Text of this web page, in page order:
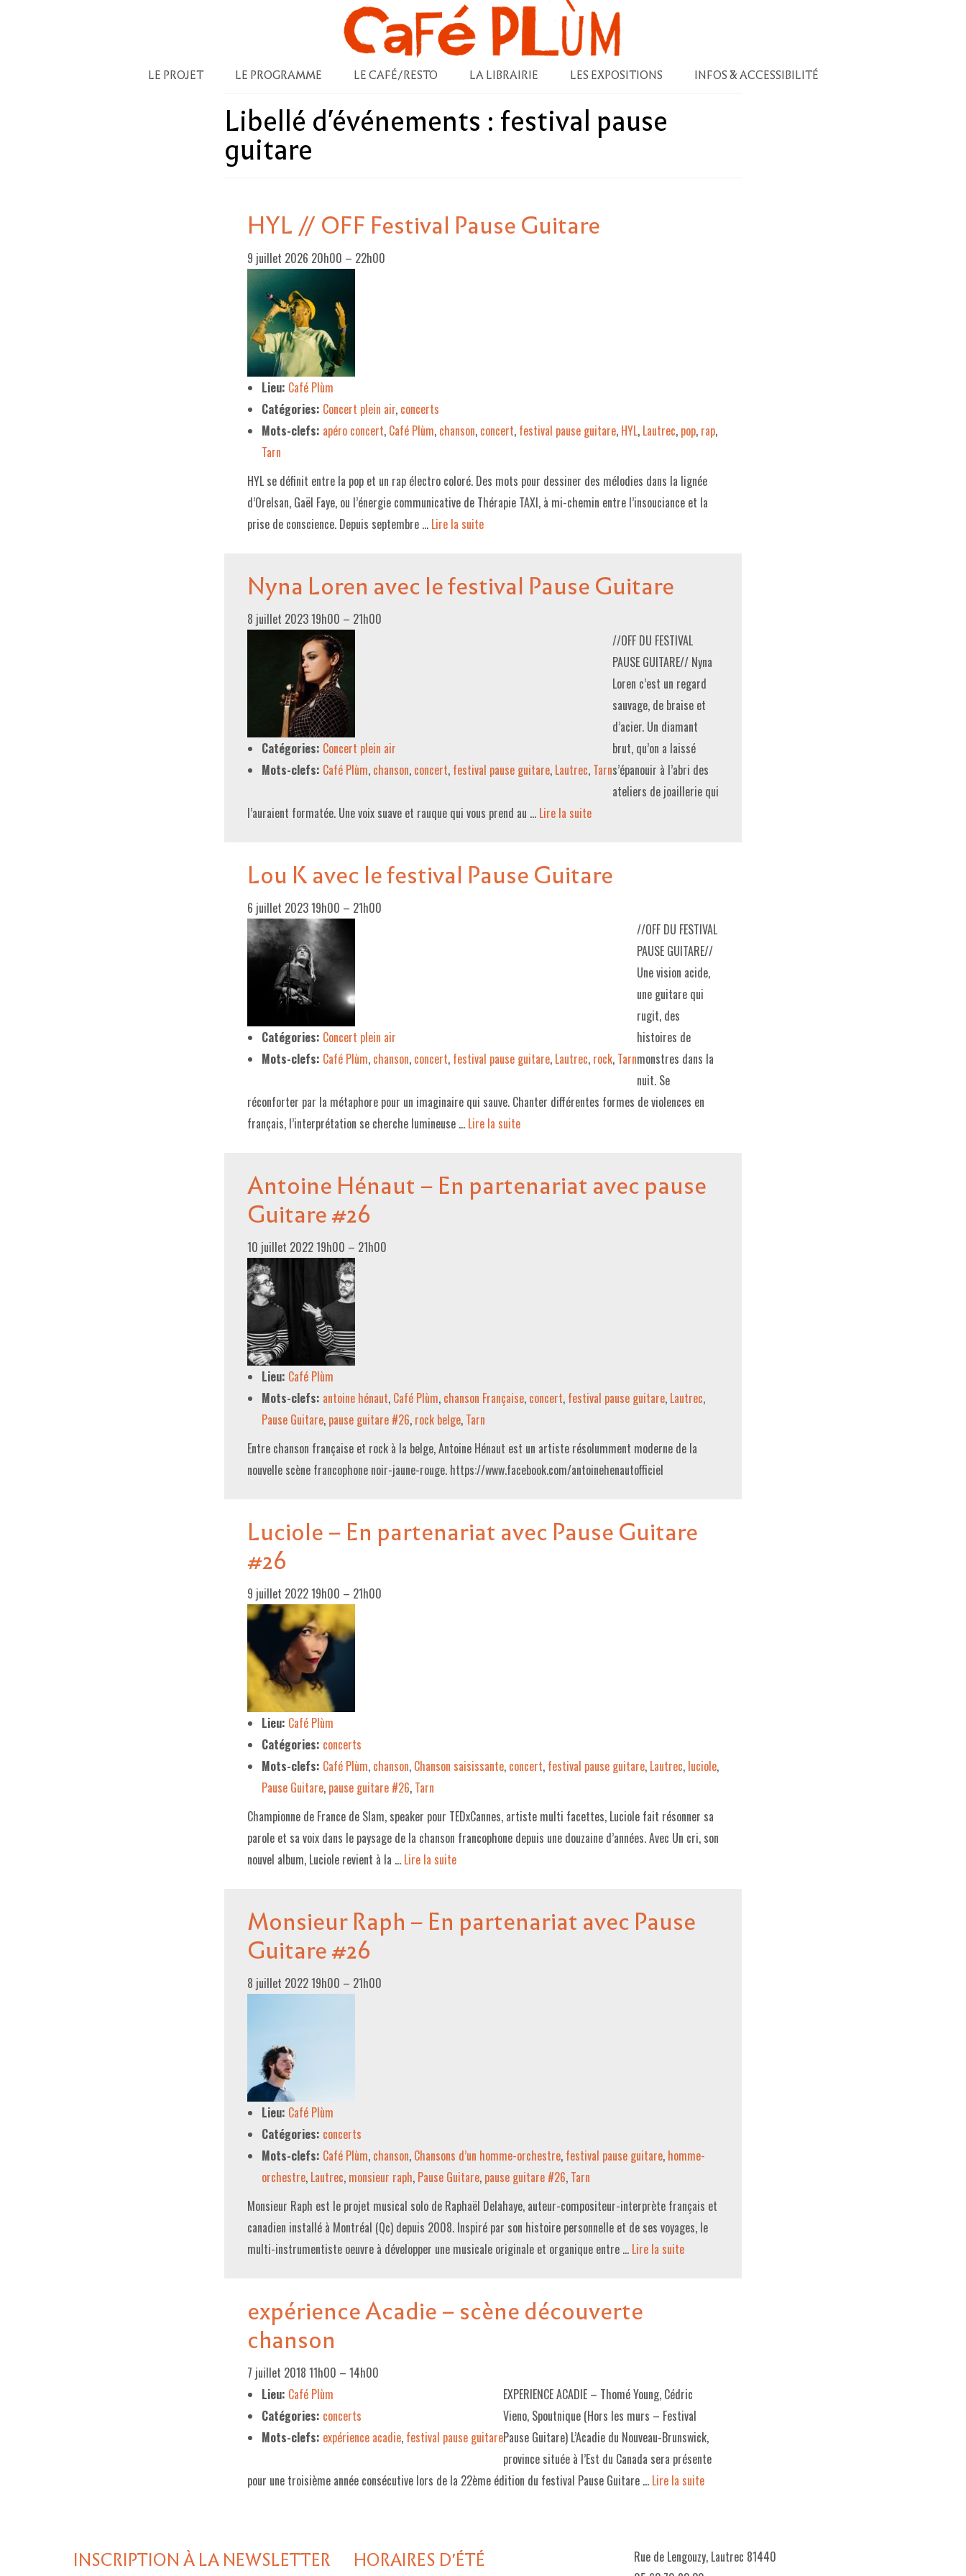
LE PROJET LE PROGRAMME LE CAFÉ/RESTO LA LIBRAIRIE LES EXPOSITIONS INFOS & ACCESSIBILITÉ
Libellé d'événements :festival pause
guitare
HYL // OFF Festival Pause Guitare
9 juillet 2026 20h00 – 22h00
Lieu: Café Plùm
Catégories: Concert plein air, concerts
Mots-clefs: apéro concert, Café Plùm, chanson, concert, festival pause guitare, HYL, Lautrec, pop, rap,
Tarn
HYL se définit entre la pop et un rap électro coloré. Des mots pour dessiner des mélodies dans la lignée
d’Orelsan, Gaël Faye, ou l’énergie communicative de Thérapie TAXI, à mi-chemin entre l’insouciance et la
prise de conscience. Depuis septembre … Lire la suite­­
Nyna Loren avec le festival Pause Guitare
8 juillet 2023 19h00 – 21h00
Catégories: Concert plein air
Mots-clefs: Café Plùm, chanson, concert, festival pause guitare, Lautrec, Tarn
//OFF DU FESTIVAL
PAUSE GUITARE// Nyna
Loren c’est un regard
sauvage, de braise et
d’acier. Un diamant
brut, qu’on a laissé
s’épanouir à l’abri des
ateliers de joaillerie qui
l’auraient formatée. Une voix suave et rauque qui vous prend au … Lire la suite­­
Lou K avec le festival Pause Guitare
6 juillet 2023 19h00 – 21h00
Catégories: Concert plein air
Mots-clefs: Café Plùm, chanson, concert, festival pause guitare, Lautrec, rock, Tarn
//OFF DU FESTIVAL
PAUSE GUITARE//
Une vision acide,
une guitare qui
rugit, des
histoires de
monstres dans la
nuit. Se
réconforter par la métaphore pour un imaginaire qui sauve. Chanter différentes formes de violences en
français, l’interprétation se cherche lumineuse … Lire la suite­­
Antoine Hénaut – En partenariat avec pause
Guitare #26
10 juillet 2022 19h00 – 21h00
Lieu: Café Plùm
Mots-clefs: antoine hénaut, Café Plùm, chanson Française, concert, festival pause guitare, Lautrec,
Pause Guitare, pause guitare #26, rock belge, Tarn
Entre chanson française et rock à la belge, Antoine Hénaut est un artiste résolumment moderne de la
nouvelle scène francophone noir-jaune-rouge. https://www.facebook.com/antoinehenautofficiel
Luciole – En partenariat avec Pause Guitare
#26
9 juillet 2022 19h00 – 21h00
Lieu: Café Plùm
Catégories: concerts
Mots-clefs: Café Plùm, chanson, Chanson saisissante, concert, festival pause guitare, Lautrec, luciole,
Pause Guitare, pause guitare #26, Tarn
Championne de France de Slam, speaker pour TEDxCannes, artiste multi facettes, Luciole fait résonner sa
parole et sa voix dans le paysage de la chanson francophone depuis une douzaine d’années. Avec Un cri, son
nouvel album, Luciole revient à la … Lire la suite­­
Monsieur Raph – En partenariat avec Pause
Guitare #26
8 juillet 2022 19h00 – 21h00
Lieu: Café Plùm
Catégories: concerts
Mots-clefs: Café Plùm, chanson, Chansons d’un homme-orchestre, festival pause guitare, homme-
orchestre, Lautrec, monsieur raph, Pause Guitare, pause guitare #26, Tarn
Monsieur Raph est le projet musical solo de Raphaël Delahaye, auteur-compositeur-interprète français et
canadien installé à Montréal (Qc) depuis 2008. Inspiré par son histoire personnelle et de ses voyages, le
multi-instrumentiste oeuvre à développer une musicale originale et organique entre … Lire la suite­­
expérience Acadie – scène découverte
chanson
7 juillet 2018 11h00 – 14h00
Lieu: Café Plùm
Catégories: concerts
Mots-clefs: expérience acadie, festival pause guitare
EXPERIENCE ACADIE – Thomé Young, Cédric
Vieno, Spoutnique (Hors les murs – Festival
Pause Guitare) L’Acadie du Nouveau-Brunswick,
province située à l’Est du Canada sera présente
pour une troisième année consécutive lors de la 22ème édition du festival Pause Guitare … Lire la suite­­
INSCRIPTION À LA NEWSLETTER HORAIRES D'ÉTÉ
Rue de Lengouzy, Lautrec 81440